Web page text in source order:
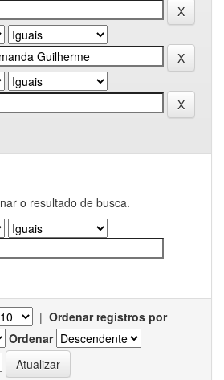
o resultado de busca.
| Ordenar registros por
Ordenar